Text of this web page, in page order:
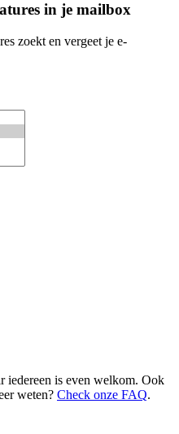
in je mailbox
zoekt en vergeet je e-
iedereen is even welkom. Ook
weten? Check onze FAQ.